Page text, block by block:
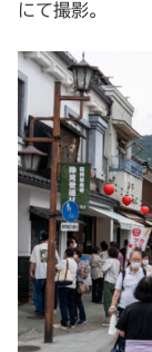
にて撮影。